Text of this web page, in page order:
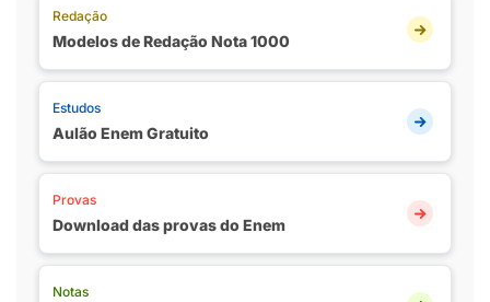
Redação
Modelos de Redação Nota 1000
Estudos
Aulão Enem Gratuito
Provas
Download das provas do Enem
Notas